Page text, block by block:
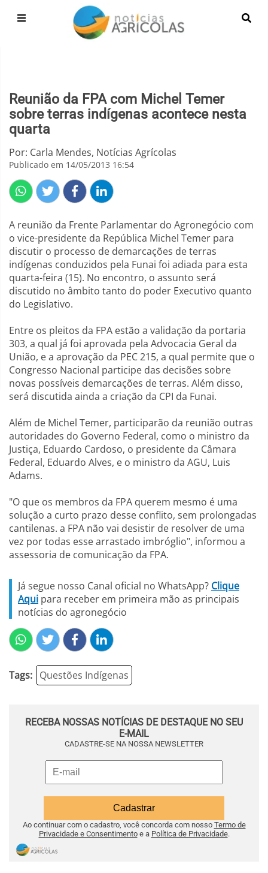
Reunião da FPA com Michel Temer
sobre terras indígenas acontece nesta
quarta
Por: Carla Mendes, Notícias Agrícolas
Publicado em 14/05/2013 16:54
A reunião da Frente Parlamentar do Agronegócio com
o vice-presidente da República Michel Temer para
discutir o processo de demarcações de terras
indígenas conduzidos pela Funai foi adiada para esta
quarta-feira (15). No encontro, o assunto será
discutido no âmbito tanto do poder Executivo quanto
do Legislativo.
Entre os pleitos da FPA estão a validação da portaria
303, a qual já foi aprovada pela Advocacia Geral da
União, e a aprovação da PEC 215, a qual permite que o
Congresso Nacional participe das decisões sobre
novas possíveis demarcações de terras. Além disso,
será discutida ainda a criação da CPI da Funai.
Além de Michel Temer, participarão da reunião outras
autoridades do Governo Federal, como o ministro da
Justiça, Eduardo Cardoso, o presidente da Câmara
Federal, Eduardo Alves, e o ministro da AGU, Luis
Adams.
"O que os membros da FPA querem mesmo é uma
solução a curto prazo desse conflito, sem prolongadas
cantilenas. a FPA não vai desistir de resolver de uma
vez por todas esse arrastado imbróglio", informou a
assessoria de comunicação da FPA.
Já segue nosso Canal oficial no WhatsApp? Clique
Aqui para receber em primeira mão as principais
notícias do agronegócio
Tags: Questões Indígenas
RECEBA NOSSAS NOTÍCIAS DE DESTAQUE NO SEU
E-MAIL
CADASTRE-SE NA NOSSA NEWSLETTER
Ao continuar com o cadastro, você concorda com nosso Termo de
Privacidade e Consentimentoe a Política de Privacidade.